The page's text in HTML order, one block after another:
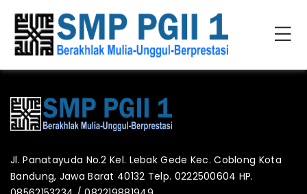
Jl. Panatayuda No.2 Kel. Lebak Gede Kec. Coblong Kota
Bandung, Jawa Barat 40132 Telp. 0222500604 HP.